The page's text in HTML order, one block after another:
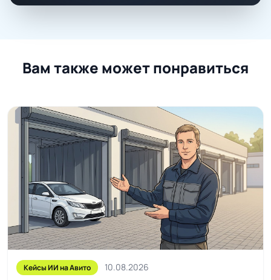
Вам также может понравиться
Кейсы ИИ на Авито 10.08.2026